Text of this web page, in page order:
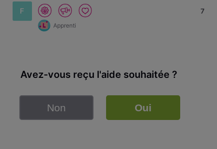
F
Apprenti
7
Avez-vous reçu l'aide souhaitée ?
Non Oui